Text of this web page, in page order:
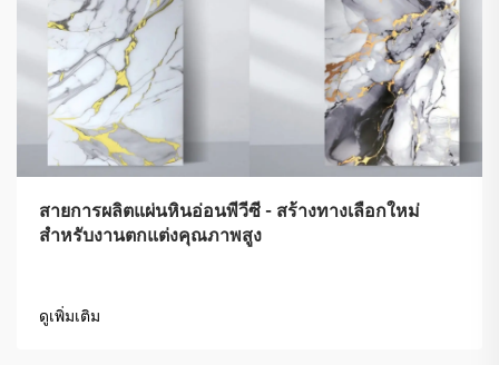
สายการผลิตแผ่นหินอ่อนพีวีซี - สร้างทางเลือกใหม่
สำหรับงานตกแต่งคุณภาพสูง
ดูเพิ่มเติม